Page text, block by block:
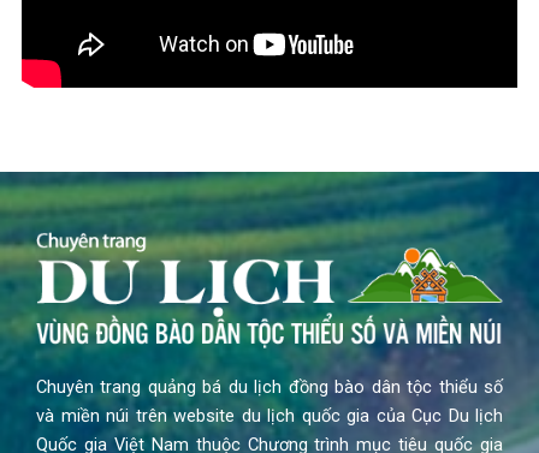
Chuyên trang quảng bá du lịch đồng bào dân tộc thiểu số
và miền núi trên website du lịch quốc gia của Cục Du lịch
Quốc gia Việt Nam thuộc Chương trình mục tiêu quốc gia